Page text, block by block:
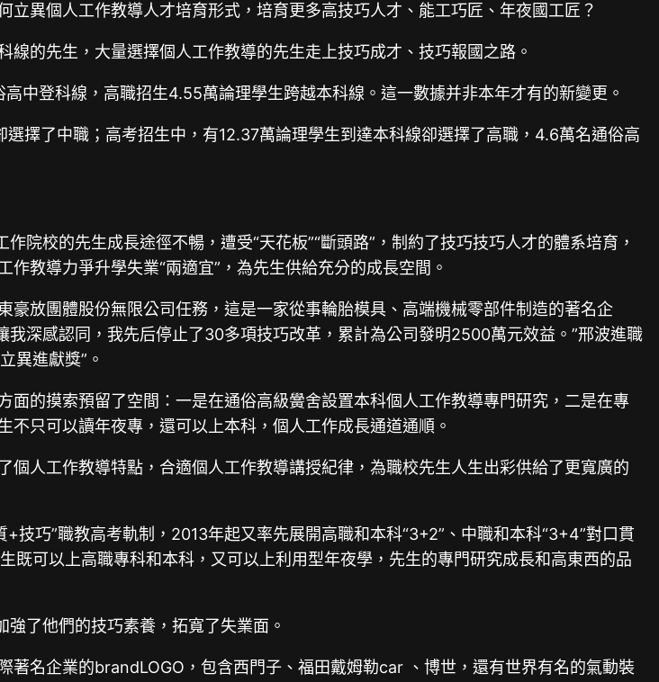
異個人工作教導人才培育形式，培育更多高技巧人才、能工巧匠、年夜國工匠？
的先生，大量選擇個人工作教導的先生走上技巧成才、技巧報國之路。
中登科線，高職招生4.55萬論理學生跨越本科線。這一數據并非本年才有的新變更。
擇了中職；高考招生中，有12.37萬論理學生到達本科線卻選擇了高職，4.6萬名通俗高
院校的先生成長途徑不暢，遭受“天花板”“斷頭路”，制約了技巧技巧人才的體系培育，
教導力爭升學失業“兩適宜”，為先生供給充分的成長空間。
放團體股份無限公司任務，這是一家從事輪胎模具、高端機械零部件制造的著名企
我深感認同，我先后停止了30多項技巧改革，累計為公司發明2500萬元效益。”邢波進職
異進獻獎”。
的摸索預留了空間：一是在通俗高級黌舍設置本科個人工作教導專門研究，二是在專
只可以讀年夜專，還可以上本科，個人工作成長通道通順。
人工作教導特點，合適個人工作教導講授紀律，為職校先生人生出彩供給了更寬廣的
巧”職教高考軌制，2013年起又率先展開高職和本科“3+2”、中職和本科“3+4”對口貫
可以上高職專科和本科，又可以上利用型年夜學，先生的專門研究成長和高東西的品
了他們的技巧素養，拓寬了失業面。
名企業的brandLOGO，包含西門子、福田戴姆勒car 、博世，還有世界有名的氣動裝